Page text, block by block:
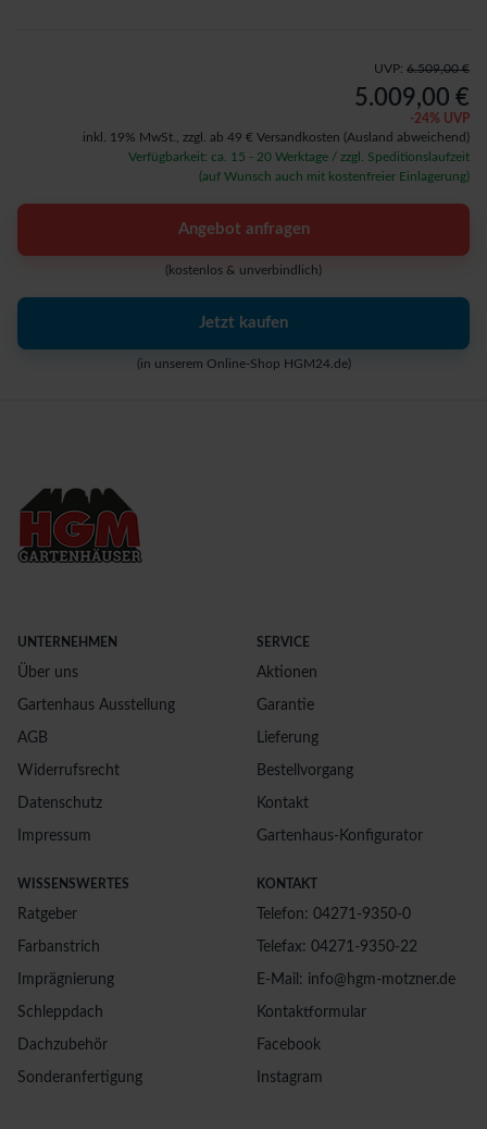
UVP: 6.509,00 €
5.009,00 €
-24% UVP
inkl. 19% MwSt., zzgl. ab 49 € Versandkosten (Ausland abweichend)
Verfügbarkeit: ca. 15 - 20 Werktage / zzgl. Speditionslaufzeit
(auf Wunsch auch mit kostenfreier Einlagerung)
Angebot anfragen
(kostenlos & unverbindlich)
Jetzt kaufen
(in unserem Online-Shop HGM24.de)
UNTERNEHMEN
Über uns
Gartenhaus Ausstellung
AGB
Widerrufsrecht
Datenschutz
Impressum
SERVICE
Aktionen
Garantie
Lieferung
Bestellvorgang
Kontakt
Gartenhaus-Konfigurator
WISSENSWERTES
Ratgeber
Farbanstrich
Imprägnierung
Schleppdach
Dachzubehör
Sonderanfertigung
KONTAKT
Telefon: 04271-9350-0
Telefax: 04271-9350-22
E-Mail: info@hgm-motzner.de
Kontaktformular
Facebook
Instagram